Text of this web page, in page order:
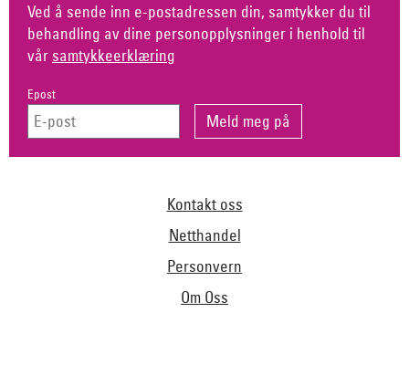
Ved å sende inn e-postadressen din, samtykker du til
behandling av dine personopplysninger i henhold til
vår samtykkeerklæring
Epost
Kontakt oss
Netthandel
Personvern
Om Oss